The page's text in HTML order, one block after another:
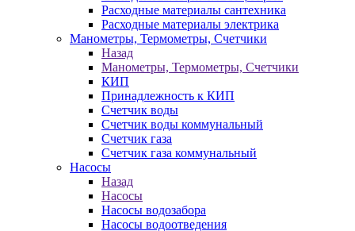
Расходные материалы сантехника
Расходные материалы электрика
Манометры, Термометры, Счетчики
Назад
Манометры, Термометры, Счетчики
КИП
Принадлежность к КИП
Счетчик воды
Счетчик воды коммунальный
Счетчик газа
Счетчик газа коммунальный
Насосы
Назад
Насосы
Насосы водозабора
Насосы водоотведения